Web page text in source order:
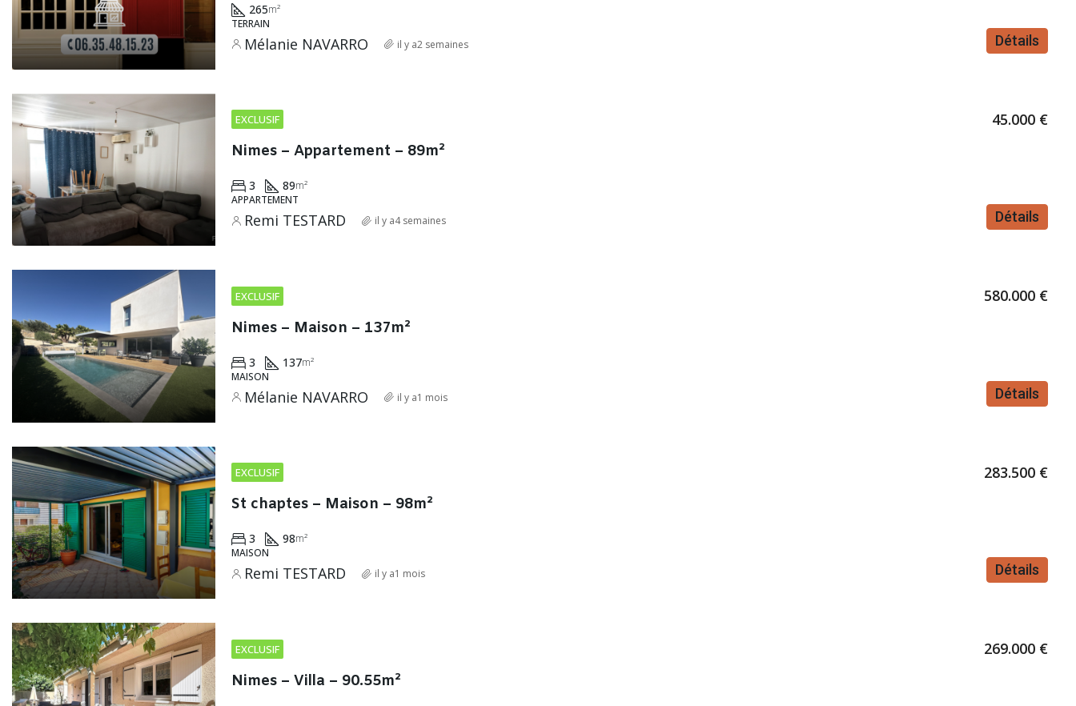
265m²
TERRAIN
Détails
Mélanie NAVARRO il y a2 semaines
EXCLUSIF
Nimes – Appartement – 89m²
45.000 €
3 89m²
APPARTEMENT
Détails
Remi TESTARD il y a4 semaines
EXCLUSIF
Nimes – Maison – 137m²
580.000 €
3 137m²
MAISON
Détails
Mélanie NAVARRO il y a1 mois
EXCLUSIF
St chaptes – Maison – 98m²
283.500 €
3 98m²
MAISON
Détails
Remi TESTARD il y a1 mois
EXCLUSIF
Nimes – Villa – 90.55m²
269.000 €